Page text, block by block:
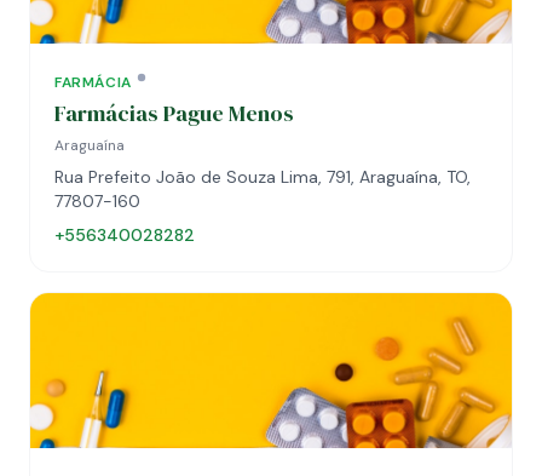
FARMÁCIA
Farmácias Pague Menos
Araguaína
Rua Prefeito João de Souza Lima, 791, Araguaína, TO,
77807-160
+556340028282